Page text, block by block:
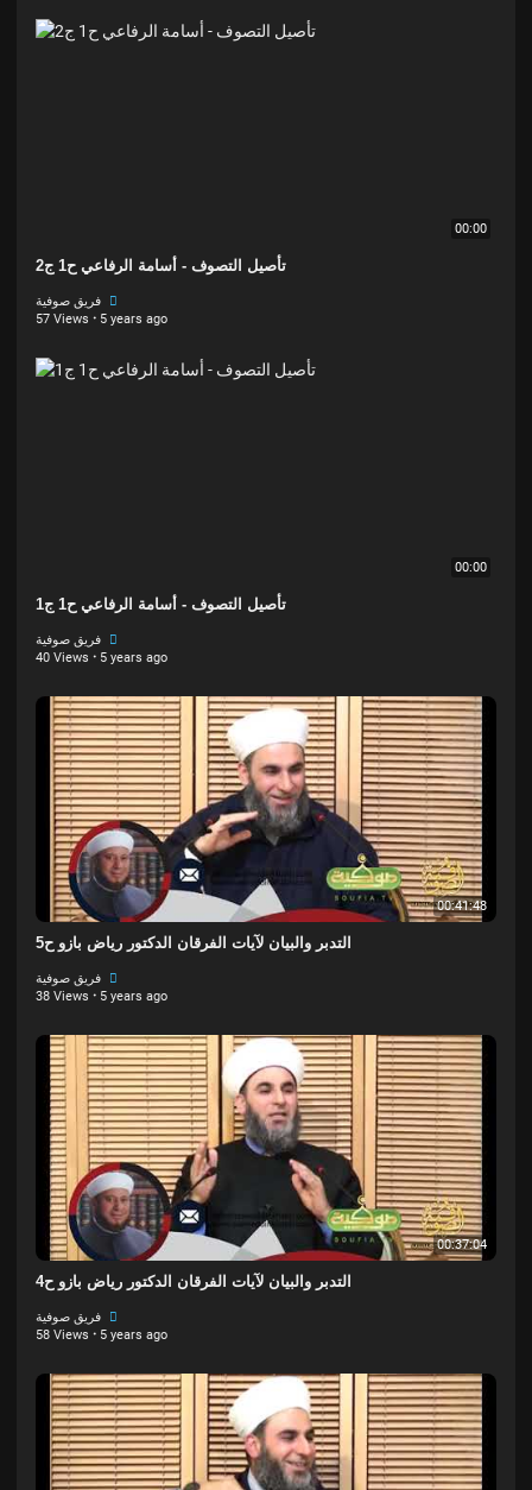
00:00
تأصيل التصوف - أسامة الرفاعي ح1 ج2
57 Views · 5 years ago
00:00
تأصيل التصوف - أسامة الرفاعي ح1 ج1
40 Views · 5 years ago
00:41:48
التدبر والبيان لآيات الفرقان الدكتور رياض بازو ح5
38 Views · 5 years ago
00:37:04
التدبر والبيان لآيات الفرقان الدكتور رياض بازو ح4
58 Views · 5 years ago